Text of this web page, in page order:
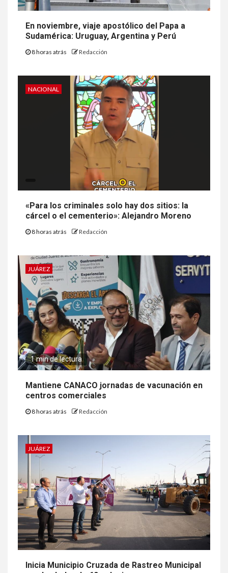
En noviembre, viaje apostólico del Papa a
Sudamérica: Uruguay, Argentina y Perú
8 horas atrás Redacción
NACIONAL
«Para los criminales solo hay dos sitios: la
cárcel o el cementerio»: Alejandro Moreno
8 horas atrás Redacción
JUÁREZ
1 min de lectura
Mantiene CANACO jornadas de vacunación en
centros comerciales
8 horas atrás Redacción
JUÁREZ
Inicia Municipio Cruzada de Rastreo Municipal